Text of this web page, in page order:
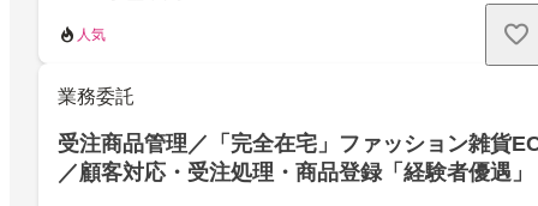
人気
業務委託
受注商品管理／「完全在宅」ファッション雑貨
／顧客対応・受注処理・商品登録「経験者優遇」